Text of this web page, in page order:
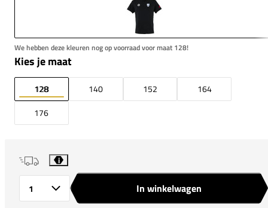
We hebben deze kleuren nog op voorraad voor maat 128!
Kies je maat
128 140 152
164
176
i
In winkelwagen